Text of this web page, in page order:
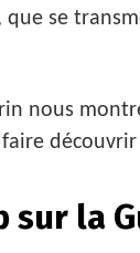
que se
nous
sur la